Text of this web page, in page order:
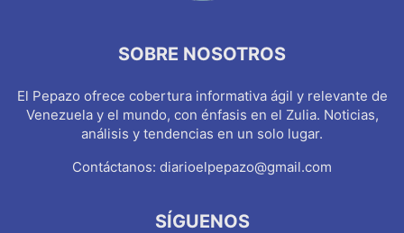
SOBRE NOSOTROS
El Pepazo ofrece cobertura informativa ágil y relevante de
Venezuela y el mundo, con énfasis en el Zulia. Noticias,
análisis y tendencias en un solo lugar.
Contáctanos: diarioelpepazo@gmail.com
SÍGUENOS